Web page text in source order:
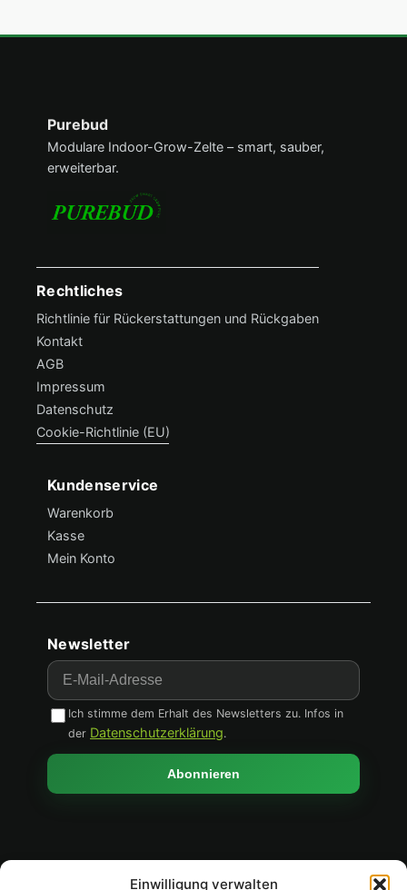
Einwilligung verwalten
Über PureBud
Purebud
Modulare Indoor-Grow-Zelte – smart, sauber,
erweiterbar.
Rechtliches
Footer Menü
Richtlinie für Rückerstattungen und Rückgaben
Kontakt
AGB
Impressum
Datenschutz
Cookie-Richtlinie (EU)
Kundenservice
Hilfe & Support
Warenkorb
Kasse
Mein Konto
Newsletter
Newsletter & Social
E-Mail
Ich stimme dem Erhalt des Newsletters zu. Infos in
der Datenschutzerklärung.
Abonnieren